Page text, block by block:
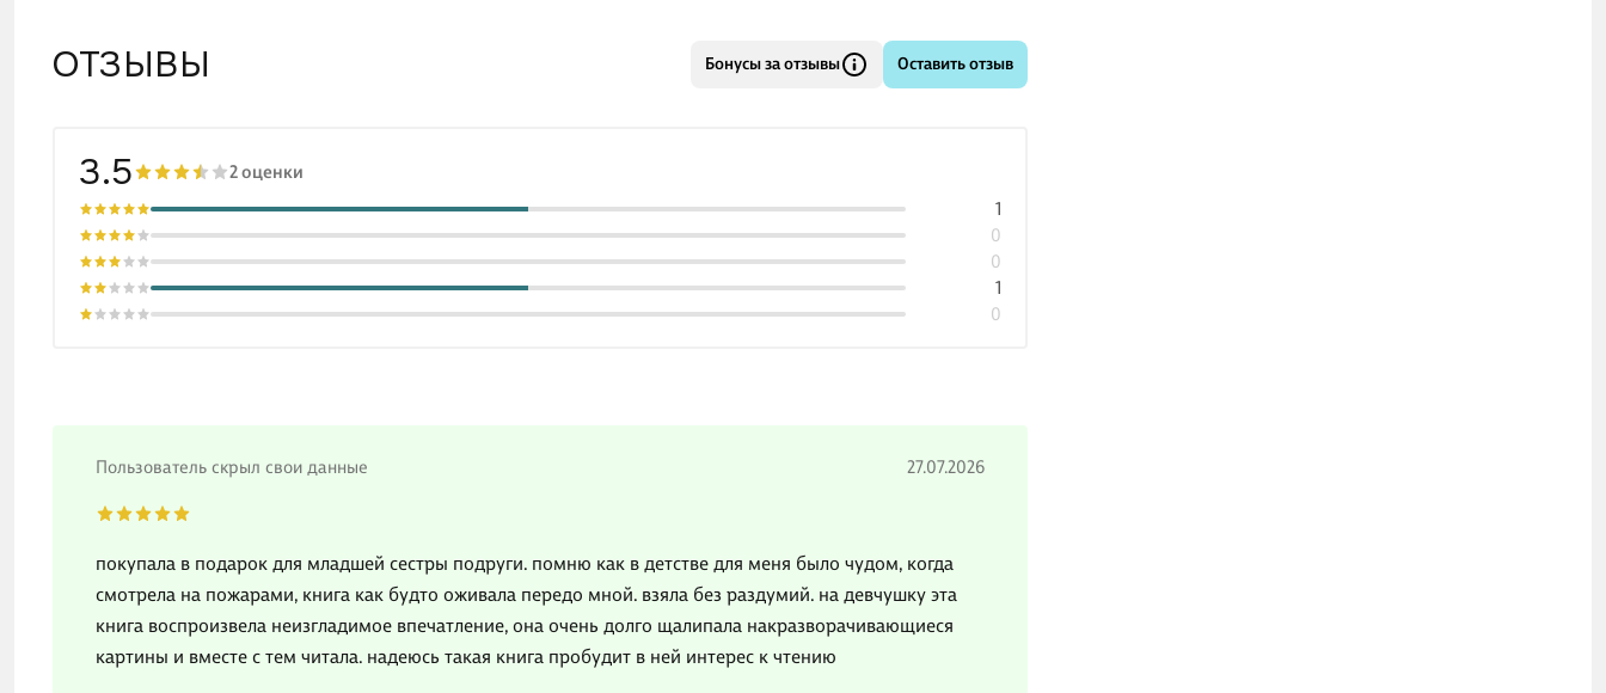
ОТЗЫВЫ Бонусы за отзывы Оставить отзыв
3.5 2 оценки
0
1
0
0
1
Пользователь скрыл свои данные 27.07.2026
покупала в подарок для младшей сестры подруги. помню как в детстве для меня было чудом, когда
смотрела на пожарами, книга как будто оживала передо мной. взяла без раздумий. на девчушку эта
книга воспроизвела неизгладимое впечатление, она очень долго щалипала накразворачивающиеся
картины и вместе с тем читала. надеюсь такая книга пробудит в ней интерес к чтению